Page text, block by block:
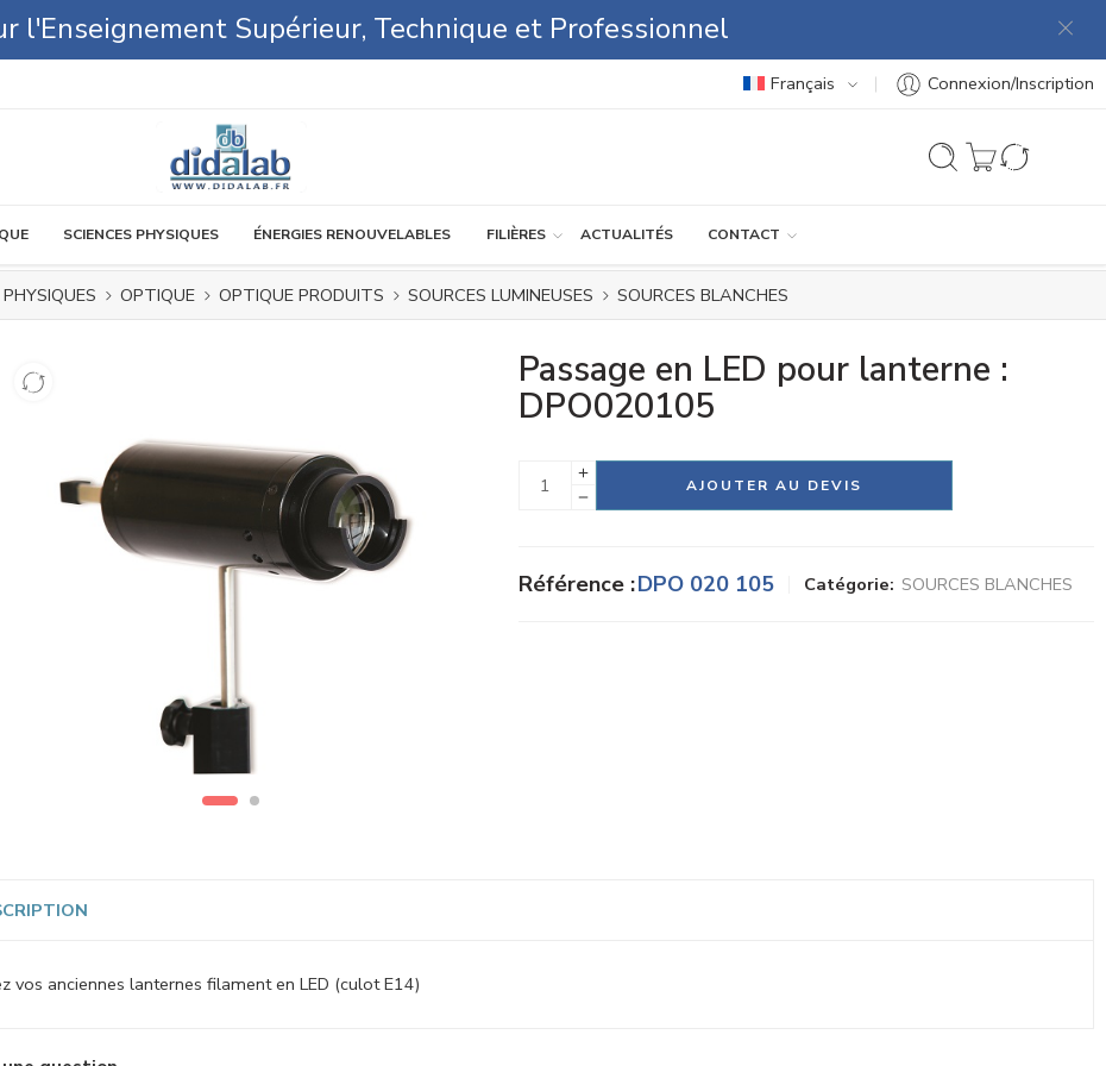
l'Enseignement Supérieur, Technique et Professionnel
Français Connexion/Inscription
SCIENCES PHYSIQUES ÉNERGIES RENOUVELABLES FILIÈRES ACTUALITÉS CONTACT
OPTIQUE OPTIQUE PRODUITS SOURCES LUMINEUSES SOURCES BLANCHES
Passage en LED pour lanterne :
DPO020105
AJOUTER AU DEVIS
Alternative:
Référence :DPO 020 105 Catégorie: SOURCES BLANCHES
vos anciennes lanternes filament en LED (culot E14)